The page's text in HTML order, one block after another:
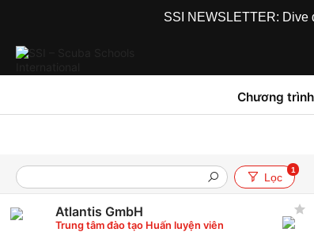
SSI NEWSLETTER: Dive
Chương
Lọc
1
Atlantis GmbH
Trung tâm đào tạo Huấn luyện viên